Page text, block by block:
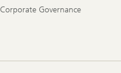
Corporate Governance